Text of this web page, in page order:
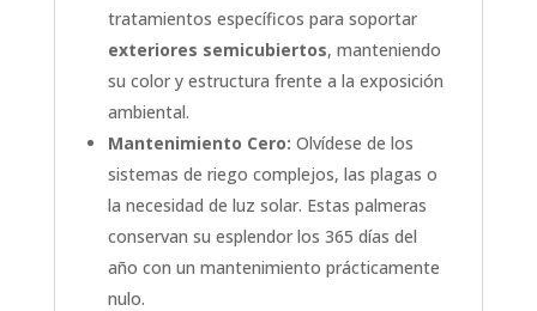
tratamientos específicos para soportar
exteriores semicubiertos, manteniendo
su color y estructura frente a la exposición
ambiental.
Mantenimiento Cero: Olvídese de los
sistemas de riego complejos, las plagas o
la necesidad de luz solar. Estas palmeras
conservan su esplendor los 365 días del
año con un mantenimiento prácticamente
nulo.